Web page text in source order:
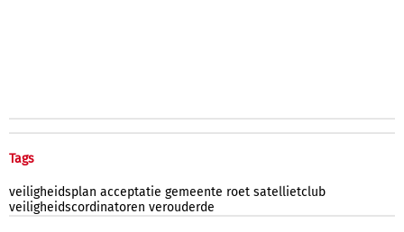
Tags
veiligheidsplan acceptatie gemeente roet satellietclub
veiligheidscordinatoren verouderde